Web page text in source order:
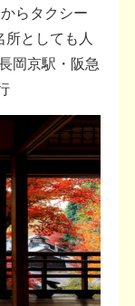
らタクシー
所としても人
岡京駅・阪急